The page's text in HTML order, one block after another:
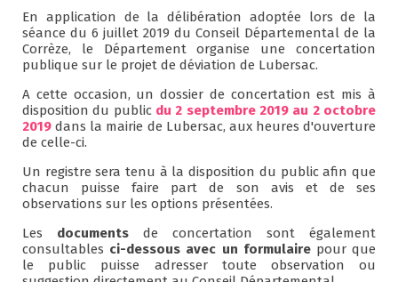
En application de la délibération adoptée lors de la
séance du 6 juillet 2019 du Conseil Départemental de la
Corrèze, le Département organise une concertation
publique sur le projet de déviation de Lubersac.
A cette occasion, un dossier de concertation est mis à
disposition du public du 2 septembre 2019 au 2 octobre
2019 dans la mairie de Lubersac, aux heures d'ouverture
de celle-ci.
Un registre sera tenu à la disposition du public afin que
chacun puisse faire part de son avis et de ses
observations sur les options présentées.
Les documents de concertation sont également
consultables ci-dessous avec un formulairepour que
le public puisse adresser toute observation ou